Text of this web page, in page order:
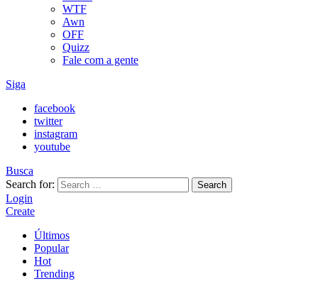
WTF
Awn
OFF
Quizz
Fale com a gente
Siga
facebook
twitter
instagram
youtube
Busca
Search for:
Search
Login
Create
Últimos
Popular
Hot
Trending